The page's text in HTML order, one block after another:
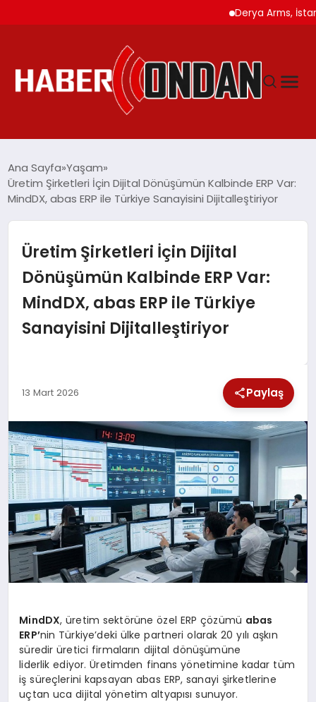
Derya Arms, İstanbul
SIYASET
DÜNYA
EKONOMI
SPOR
Ana Sayfa Yaşam
Üretim Şirketleri İçin Dijital Dönüşümün Kalbinde ERP Var:
MindDX, abas ERP ile Türkiye Sanayisini Dijitalleştiriyor
Üretim Şirketleri İçin Dijital
Dönüşümün Kalbinde ERP Var:
MindDX, abas ERP ile Türkiye
Sanayisini Dijitalleştiriyor
13 Mart 2026 Paylaş
MindDX, üretim sektörüne özel ERP çözümü abas
ERP’nin Türkiye’deki ülke partneri olarak 20 yılı aşkın
süredir üretici firmaların dijital dönüşümüne
liderlik ediyor. Üretimden finans yönetimine kadar tüm
iş süreçlerini kapsayan abas ERP, sanayi şirketlerine
uçtan uca dijital yönetim altyapısı sunuyor.